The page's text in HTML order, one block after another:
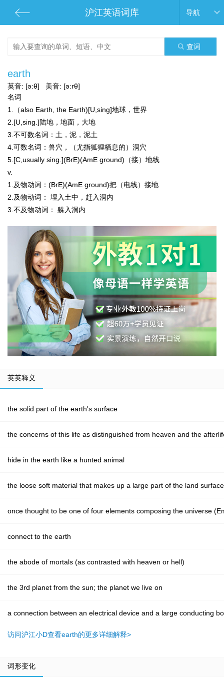
沪江英语词库 导航
查词
earth
英音: [ə:θ] 美音: [ə:rθ]
名词
1.（also Earth, the Earth)[U,sing]地球，世界
2.[U,sing.]陆地，地面，大地
3. 不可数名词： 土，泥，泥土
4. 可数名词： 兽穴，（尤指狐狸栖息的）洞穴
5.[C,usually sing.](BrE)(AmE ground)（接）地线
v.
1. 及物动词： (BrE)(AmE ground)把（电线）接地
2. 及物动词：
埋入土中，赶入洞内
3. 不及物动词： 躲入洞内
英英释义
the solid part of the earth's surface
the concerns of this life as distinguished from heaven and the
hide in the earth like a hunted animal
the loose soft material that makes up a large part of the land surface
once thought to be one of four elements composing the universe
connect to the earth
the abode of mortals (as contrasted with heaven or hell)
the 3rd planet from the sun; the planet we live on
a connection between an electrical device and a large conducting
访问沪江小D查看earth的更多详细解释>
词形变化